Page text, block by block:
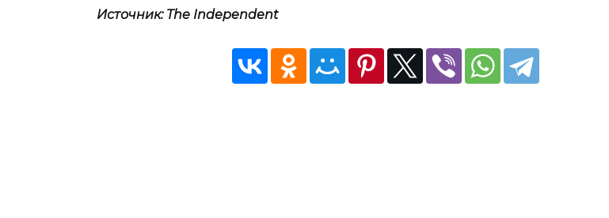
Источник: The Independent